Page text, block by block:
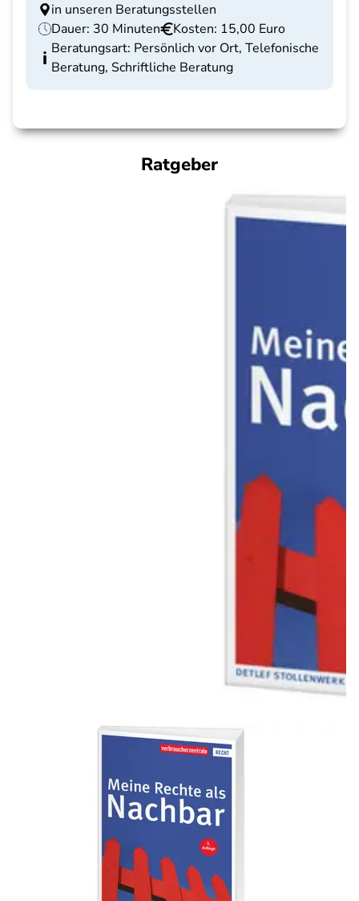
in unseren Beratungsstellen
Dauer: 30 Minuten
Kosten: 15,00 Euro
Beratungsart: Persönlich vor Ort, Telefonische
Beratung, Schriftliche Beratung
Ratgeber